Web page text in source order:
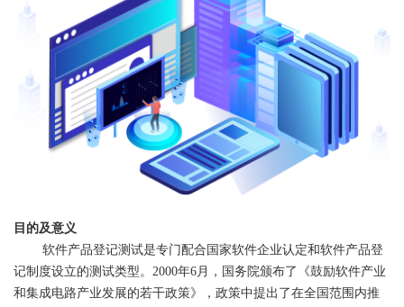
智能体评测
联系我们
目的及意义
软件产品登记测试是专门配合国家软件企业认定和软件产品登
记制度设立的测试类型。2000年6月，国务院颁布了《鼓励软件产业
和集成电路产业发展的若干政策》，政策中提出了在全国范围内推